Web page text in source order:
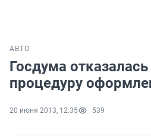
АВТО
Госдума
процедуру
20 июня 2013, 12:35 539